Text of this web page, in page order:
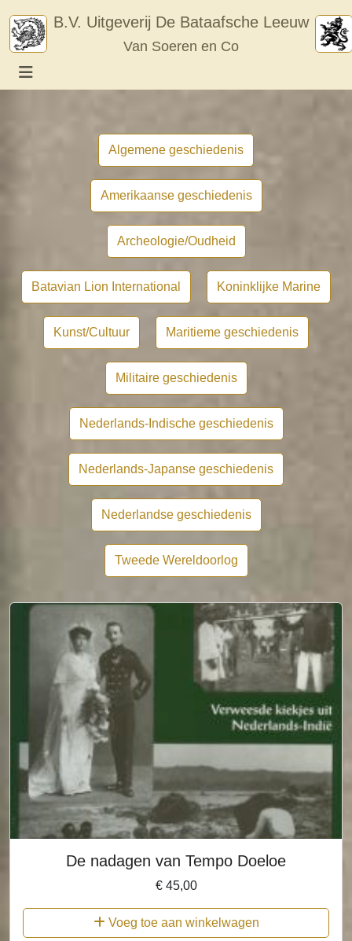
content
B.V. Uitgeverij De Bataafsche Leeuw
Van Soeren en Co
Algemene geschiedenis
Amerikaanse geschiedenis
Archeologie/Oudheid
Batavian Lion International Koninklijke Marine
Kunst/Cultuur Maritieme geschiedenis
Militaire geschiedenis
Nederlands-Indische geschiedenis
Nederlands-Japanse geschiedenis
Nederlandse geschiedenis
Tweede Wereldoorlog
De nadagen van Tempo Doeloe
€45,00
Voeg toe aan winkelwagen